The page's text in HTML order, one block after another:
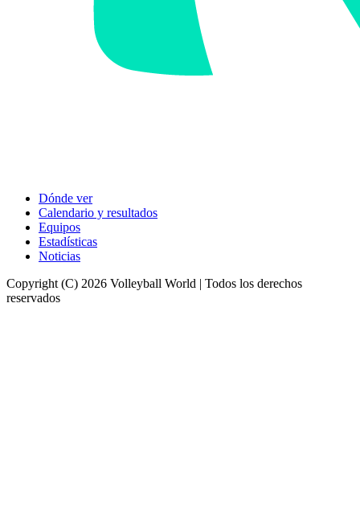
Dónde ver
Calendario y resultados
Equipos
Estadísticas
Noticias
Copyright (C) 2026 Volleyball World | Todos los derechos
reservados